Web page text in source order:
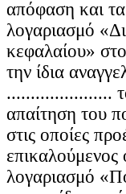
απόφαση και
λογαριασμό
κεφαλαίου»
την ίδια
......................
απαίτηση του
στις οποίες
λογαριασμό